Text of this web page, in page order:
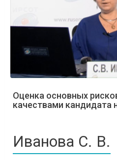
Оценка основных
качествами кандидата
Иванова С. В.